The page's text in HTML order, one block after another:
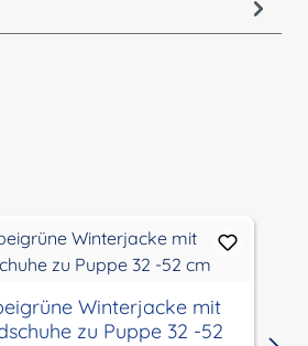
Winterjacke mit
32 -52